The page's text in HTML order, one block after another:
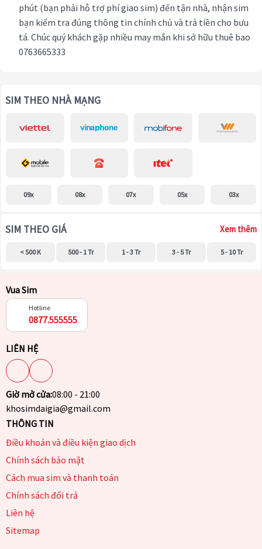
phút (bạn phải hỗ trợ phí giao sim) đến tận nhà, nhận sim
bạn kiểm tra đúng thông tin chính chủ và trả tiền cho bưu
tá. Chúc quý khách gặp nhiều may mắn khi sở hữu thuê bao
0763665333
SIM THEO NHÀ MẠNG
09x 08x 07x 05x 03x
SIM THEO GIÁ Xem thêm
< 500 K 500 - 1 Tr 1 - 3 Tr 3 - 5 Tr 5 - 10 Tr
Vua Sim
Hotline
0877.555555
LIÊN HỆ
Giờ mở cửa:08:00 - 21:00
khosimdaigia@gmail.com
THÔNG TIN
Điều khoản và điều kiện giao dịch
Chính sách bảo mật
Cách mua sim và thanh toán
Chính sách đổi trả
Liên hệ
Sitemap